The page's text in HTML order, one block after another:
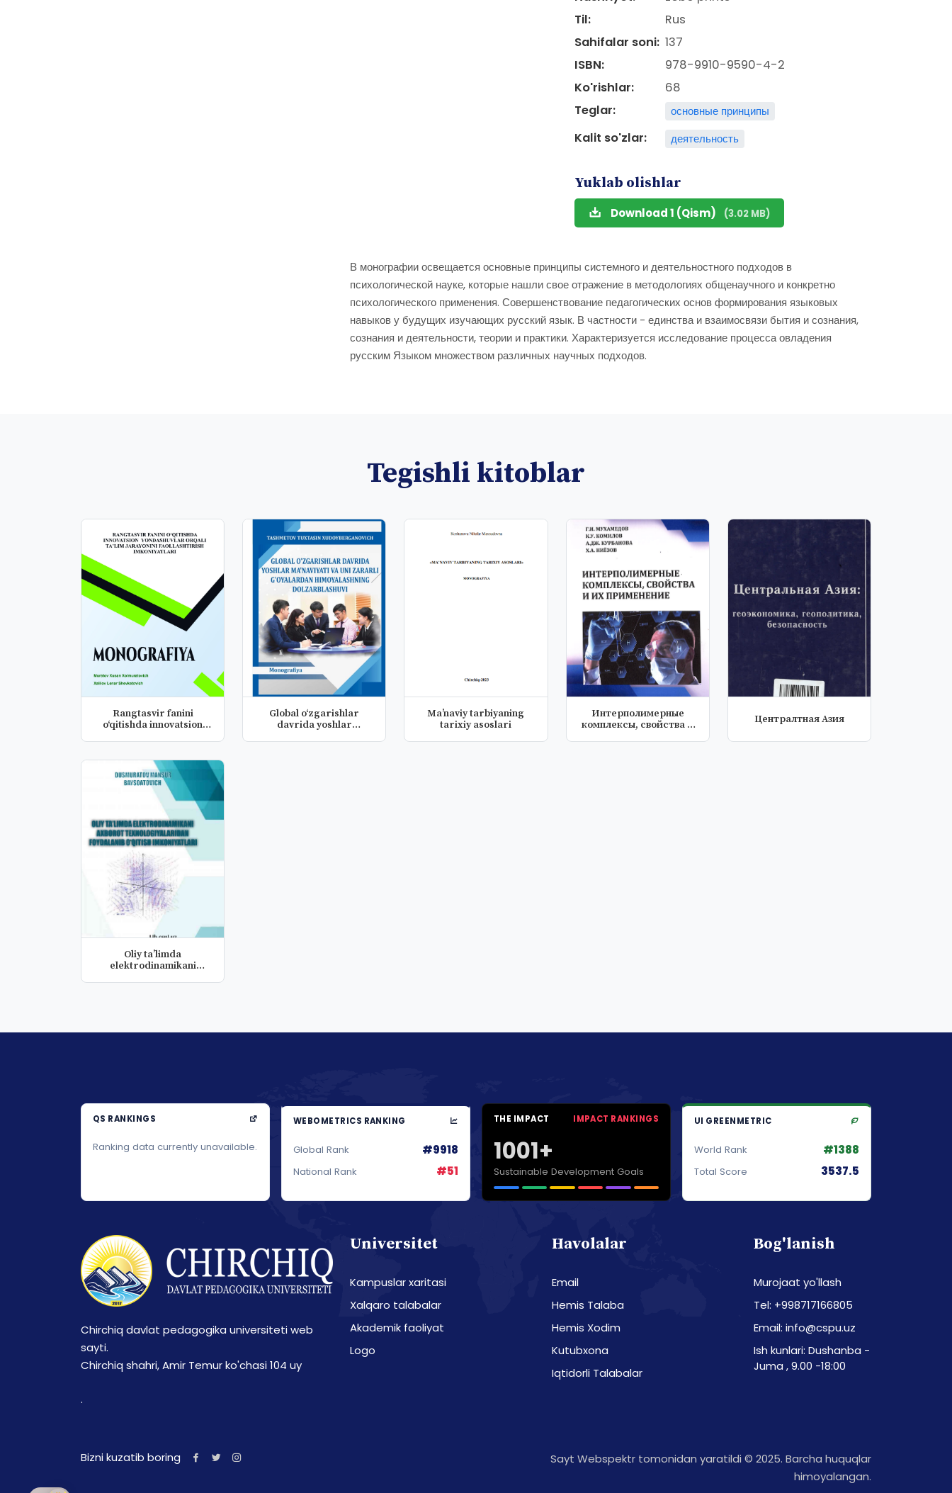
Til:
Rus
Sahifalar soni: 137
ISBN:
978-9910-9590-4-2
Ko'rishlar:
68
Teglar:
основные принципы
Kalit so'zlar: деятельность
Yuklab olishlar
Download 1 (Qism) (3.02 MB)
В монографии освещается основные принципы системного и деятельностного подходов в
психологической науке, которые нашли свое отражение в методологиях общенаучного и конкретно
психологического применения. Совершенствование педагогических основ формирования языковых
навыков у будущих изучающих русский язык. В частности - единства и взаимосвязи бытия и сознания,
сознания и деятельности, теории и практики. Характеризуется исследование процесса овладения
русским Языком множеством различных научных подходов.
Tegishli kitoblar
Rangtasvir fanini
o‘qitishda innovatsion
Global o‘zgarishlar
davrida yoshlar
Ma’naviy tarbiyaning
tarixiy asoslari
Интерполимерные
комплексы, свойства и
Централтная Азия
Oliy ta’limda
elektrodinamikani
QS RANKINGS
Ranking data currently unavailable.
WEBOMETRICS RANKING
Global Rank #9918
National Rank #51
THE IMPACT IMPACT RANKINGS
1001+
Sustainable Development Goals
UI GREENMETRIC
World Rank #1388
Total Score 3537.5
Chirchiq davlat pedagogika universiteti web
sayti.
Chirchiq shahri, Amir Temur ko'chasi 104 uy
.
Universitet
Kampuslar xaritasi
Xalqaro talabalar
Akademik faoliyat
Logo
Havolalar
Email
Hemis Talaba
Hemis Xodim
Kutubxona
Iqtidorli Talabalar
Bog'lanish
Murojaat yo'llash
Tel: +998717166805
Email: info@cspu.uz
Ish kunlari: Dushanba -
Juma , 9.00 -18:00
Bizni kuzatib boring
Sayt Webspektr tomonidan yaratildi © 2025. Barcha huquqlar
himoyalangan.